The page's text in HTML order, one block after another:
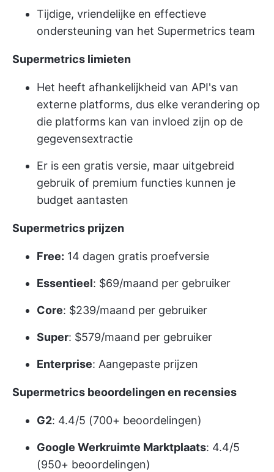
Tijdige, vriendelijke en effectieve
ondersteuning van het Supermetrics team
Supermetrics limieten
Het heeft afhankelijkheid van API's van
externe platforms, dus elke verandering op
die platforms kan van invloed zijn op de
gegevensextractie
Er is een gratis versie, maar uitgebreid
gebruik of premium functies kunnen je
budget aantasten
Supermetrics prijzen
Free: 14 dagen gratis proefversie
Essentieel: $69/maand per gebruiker
Core: $239/maand per gebruiker
Super: $579/maand per gebruiker
Enterprise: Aangepaste prijzen
Supermetrics beoordelingen en recensies
G2: 4.4/5 (700+ beoordelingen)
Google Werkruimte Marktplaats: 4.4/5
(950+ beoordelingen)